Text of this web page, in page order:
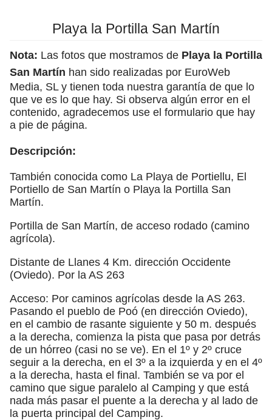
Playa la Portilla San Martín
Nota: Las fotos que mostramos de Playa la Portilla
San Martín han sido realizadas por EuroWeb
Media, SL y tienen toda nuestra garantía de que lo
que ve es lo que hay. Si observa algún error en el
contenido, agradecemos use el formulario que hay
a pie de página.
Descripción:
También conocida como La Playa de Portiellu, El
Portiello de San Martín o Playa la Portilla San
Martín.
Portilla de San Martín, de acceso rodado (camino
agrícola).
Distante de Llanes 4 Km. dirección Occidente
(Oviedo). Por la AS 263
Acceso: Por caminos agrícolas desde la AS 263.
Pasando el pueblo de Poó (en dirección Oviedo),
en el cambio de rasante siguiente y 50 m. después
a la derecha, comienza la pista que pasa por detrás
de un hórreo (casi no se ve). En el 1º y 2º cruce
seguir a la derecha, en el 3º a la izquierda y en el 4º
a la derecha, hasta el final. También se va por el
camino que sigue paralelo al Camping y que está
nada más pasar el puente a la derecha y al lado de
la puerta principal del Camping.